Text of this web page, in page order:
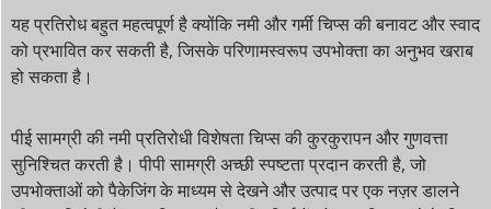
यह प्रतिरोध बहुत महत्वपूर्ण है क्योंकि नमी और गर्मी चिप्स की बनावट और स्वाद
को प्रभावित कर सकती है, जिसके परिणामस्वरूप उपभोक्ता का अनुभव खराब
हो सकता है।
पीई सामग्री की नमी प्रतिरोधी विशेषता चिप्स की कुरकुरापन और गुणवत्ता
सुनिश्चित करती है। पीपी सामग्री अच्छी स्पष्टता प्रदान करती है, जो
उपभोक्ताओं को पैकेजिंग के माध्यम से देखने और उत्पाद पर एक नज़र डालने